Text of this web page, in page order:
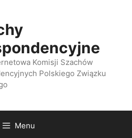
Komisji Szachów
Polskiego Związku
Menu